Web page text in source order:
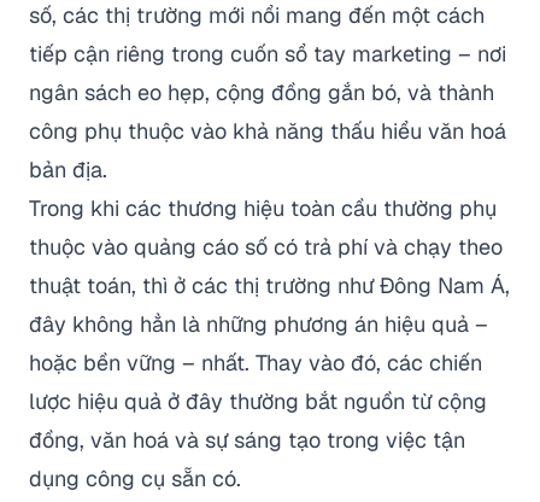
số, các thị trường mới nổi mang đến một cách
tiếp cận riêng trong cuốn sổ tay marketing – nơi
ngân sách eo hẹp, cộng đồng gắn bó, và thành
công phụ thuộc vào khả năng thấu hiểu văn hoá
bản địa.
Trong khi các thương hiệu toàn cầu thường phụ
thuộc vào quảng cáo số có trả phí và chạy theo
thuật toán, thì ở các thị trường như Đông Nam Á,
đây không hẳn là những phương án hiệu quả –
hoặc bền vững – nhất. Thay vào đó, các chiến
lược hiệu quả ở đây thường bắt nguồn từ cộng
đồng, văn hoá và sự sáng tạo trong việc tận
dụng công cụ sẵn có.